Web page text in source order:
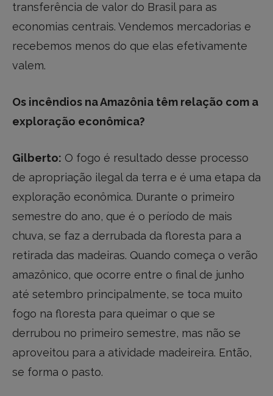
transferência de valor do Brasil para as
economias centrais. Vendemos mercadorias e
recebemos menos do que elas efetivamente
valem.
Os incêndios na Amazônia têm relação com a
exploração econômica?
Gilberto: O fogo é resultado desse processo
de apropriação ilegal da terra e é uma etapa da
exploração econômica. Durante o primeiro
semestre do ano, que é o período de mais
chuva, se faz a derrubada da floresta para a
retirada das madeiras. Quando começa o verão
amazônico, que ocorre entre o final de junho
até setembro principalmente, se toca muito
fogo na floresta para queimar o que se
derrubou no primeiro semestre, mas não se
aproveitou para a atividade madeireira. Então,
se forma o pasto.